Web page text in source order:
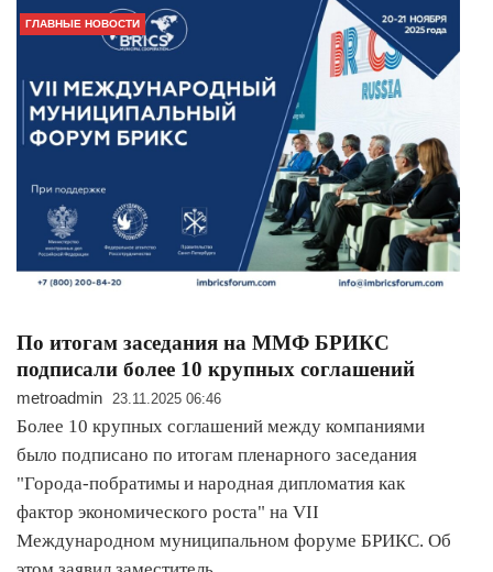
ГЛАВНЫЕ НОВОСТИ
По итогам заседания на ММФ БРИКС
подписали более 10 крупных соглашений
metroadmin 23.11.2025 06:46
Более 10 крупных соглашений между компаниями
было подписано по итогам пленарного заседания
"Города-побратимы и народная дипломатия как
фактор экономического роста" на VII
Международном муниципальном форуме БРИКС. Об